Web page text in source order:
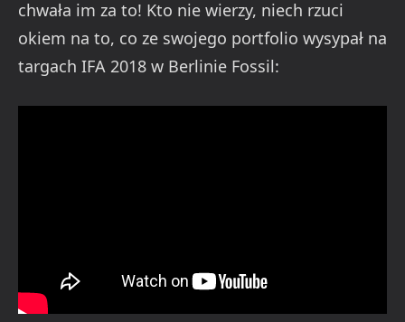
chwała im za to! Kto nie wierzy, niech rzuci
okiem na to, co ze swojego portfolio wysypał na
targach IFA 2018 w Berlinie Fossil: